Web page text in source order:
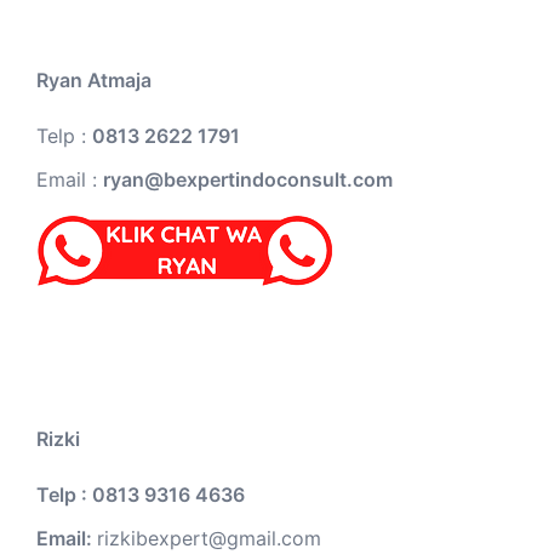
Ryan Atmaja
Telp : 0813 2622 1791
Email : ryan@bexpertindoconsult.com
Rizki
Telp : 0813 9316 4636
Email: rizkibexpert@gmail.com